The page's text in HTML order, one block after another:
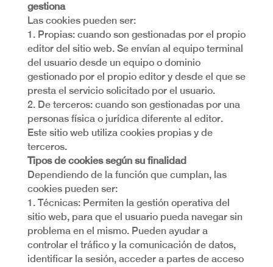
gestiona
Las cookies pueden ser:
1. Propias: cuando son gestionadas por el propio
editor del sitio web. Se envían al equipo terminal
del usuario desde un equipo o dominio
gestionado por el propio editor y desde el que se
presta el servicio solicitado por el usuario.
2. De terceros: cuando son gestionadas por una
personas física o jurídica diferente al editor.
Este sitio web utiliza cookies propias y de
terceros.
Tipos de cookies según su finalidad
Dependiendo de la función que cumplan, las
cookies pueden ser:
1. Técnicas: Permiten la gestión operativa del
sitio web, para que el usuario pueda navegar sin
problema en el mismo. Pueden ayudar a
controlar el tráfico y la comunicación de datos,
identificar la sesión, acceder a partes de acceso